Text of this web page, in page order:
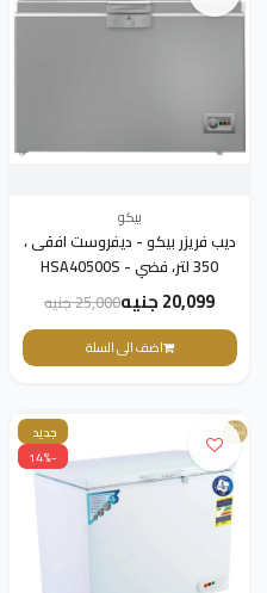
بيكو
ديب فريزر بيكو - ديفروست افقى ،
350 لتر، فضي - HSA40500S
20,099 جنيه 25,000 جنيه
اضف الى السلة
جديد
-14%